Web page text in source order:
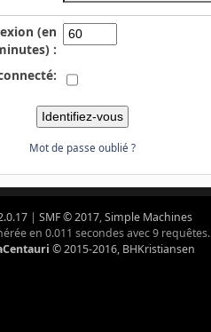
(en
:
Mot de passe oublié ?
| SMF © 2017,Simple Machines
en 0.011 secondes avec 9 requêtes.
© 2015-2016, BHKristiansen